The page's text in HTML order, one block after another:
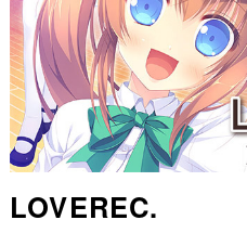
LOVEREC.